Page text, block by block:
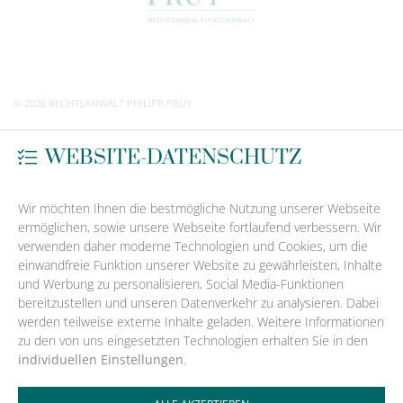
Anfahrt zu unserer Kanzlei
Im Augenblick hat unsere Kanzlei leider geschlossen. Sie können uns
© 2026 RECHTSANWALT PHILIPP PRUY
WEBSITE-DATENSCHUTZ
Wir möchten Ihnen die bestmögliche Nutzung unserer Webseite
ermöglichen, sowie unsere Webseite fortlaufend verbessern. Wir
verwenden daher moderne Technologien und Cookies, um die
einwandfreie Funktion unserer Website zu gewährleisten, Inhalte
und Werbung zu personalisieren, Social Media-Funktionen
bereitzustellen und unseren Datenverkehr zu analysieren. Dabei
werden teilweise externe Inhalte geladen. Weitere Informationen
zu den von uns eingesetzten Technologien erhalten Sie in den
individuellen Einstellungen.